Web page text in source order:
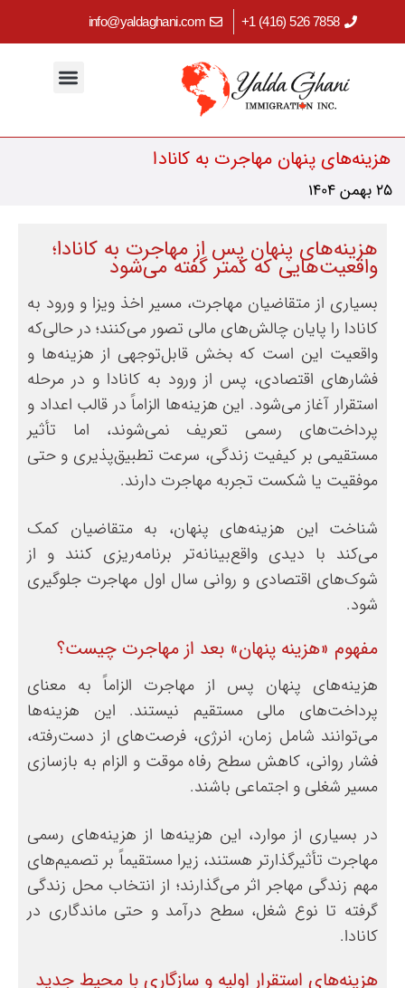
7858 526 (416) 1+
info@yaldaghani.com
هزینه‌های پنهان مهاجرت به کانادا
25 بهمن 1404
هزینه‌های پنهان پس از مهاجرت به کانادا؛
واقعیت‌هایی که کمتر گفته می‌شود
بسیاری از متقاضیان مهاجرت، مسیر اخذ ویزا و ورود به
کانادا را پایان چالش‌های مالی تصور می‌کنند؛ در حالی‌که
واقعیت این است که بخش قابل‌توجهی از هزینه‌ها و
فشارهای اقتصادی، پس از ورود به کانادا و در مرحله
استقرار آغاز می‌شود. این هزینه‌ها الزاماً در قالب اعداد و
پرداخت‌های رسمی تعریف نمی‌شوند، اما تأثیر
مستقیمی بر کیفیت زندگی، سرعت تطبیق‌پذیری و حتی
موفقیت یا شکست تجربه مهاجرت دارند.
شناخت این هزینه‌های پنهان، به متقاضیان کمک
می‌کند با دیدی واقع‌بینانه‌تر برنامه‌ریزی کنند و از
شوک‌های اقتصادی و روانی سال اول مهاجرت جلوگیری
شود.
مفهوم «هزینه پنهان» بعد از مهاجرت چیست؟
هزینه‌های پنهان پس از مهاجرت الزاماً به معنای
پرداخت‌های مالی مستقیم نیستند. این هزینه‌ها
می‌توانند شامل زمان، انرژی، فرصت‌های از دست‌رفته،
فشار روانی، کاهش سطح رفاه موقت و الزام به بازسازی
مسیر شغلی و اجتماعی باشند.
در بسیاری از موارد، این هزینه‌ها از هزینه‌های رسمی
مهاجرت تأثیرگذارتر هستند، زیرا مستقیماً بر تصمیم‌های
مهم زندگی مهاجر اثر می‌گذارند؛ از انتخاب محل زندگی
گرفته تا نوع شغل، سطح درآمد و حتی ماندگاری در
کانادا.
هزینه‌های استقرار اولیه و سازگاری با محیط جدید